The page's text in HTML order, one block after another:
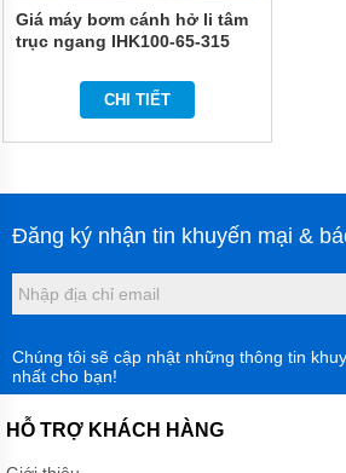
RĂNG
FURNAN
RĂNG
BƠM
BÁNH
NATION
PUMP -
MÁY BƠM
BÁNH
INTERNAL
PUMP
Giá máy bơm cánh hở li tâm
trục ngang IHK100-65-315
CHI TIẾT
Đăng ký nhận tin khuyến mại &
Chúng tôi sẽ cập nhật những thông tin
nhất cho bạn!
HỖ TRỢ KHÁCH HÀNG